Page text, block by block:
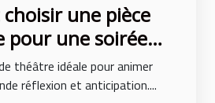
une pièce
pour une soirée
théâtre idéale pour animer
réflexion et anticipation....